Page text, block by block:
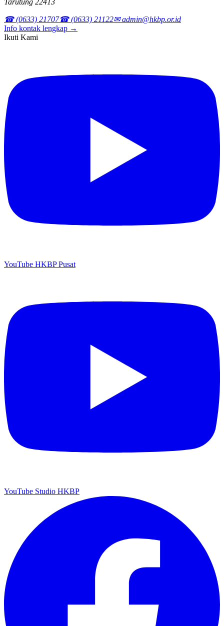
Tarutung 22413
☎ (0633) 21707☎ (0633) 21122✉ admin@hkbp.or.id
Info kontak lengkap →
Ikuti Kami
YouTube HKBP Pusat
YouTube Studio HKBP